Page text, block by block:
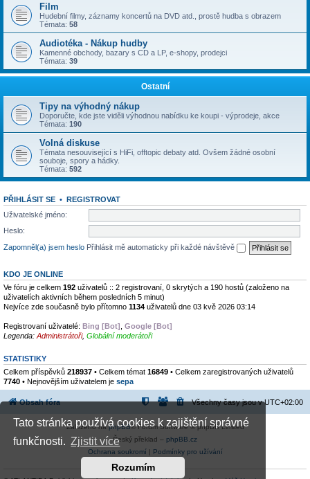
Tato stránka používá cookies k zajištění správné
funkčnosti. Zjistit více
Rozumím
Film
Hudební filmy, záznamy koncertů na DVD atd., prostě hudba s obrazem
Témata: 58
Audiotéka - Nákup hudby
Kamenné obchody, bazary s CD a LP, e-shopy, prodejci
Témata: 39
Ostatní
Tipy na výhodný nákup
Doporučte, kde jste viděli výhodnou nabídku ke koupi - výprodeje, akce
Témata: 190
Volná diskuse
Témata nesouvisející s HiFi, offtopic debaty atd. Ovšem žádné osobní
souboje, spory a hádky.
Témata: 592
PŘIHLÁSIT SE • REGISTROVAT
Uživatelské jméno:
Heslo:
Zapomněl(a) jsem heslo Přihlásit mě automaticky při každé návštěvě
KDO JE ONLINE
Ve fóru je celkem 192 uživatelů :: 2 registrovaní, 0 skrytých a 190 hostů (založeno na
uživatelích aktivních během posledních 5 minut)
Nejvíce zde současně bylo přítomno 1134 uživatelů dne 03 kvě 2026 03:14
Registrovaní uživatelé: Bing [Bot] Google [Bot]
Legenda: Administrátoři, Globální moderátoři
STATISTIKY
Celkem příspěvků 218937 • Celkem témat 16849 • Celkem zaregistrovaných uživatelů
7740 • Nejnovějším uživatelem je sepa
Obsah fóra Všechny časy jsou vUTC+02:00
Založeno naphpBB® Forum Software © phpBB Limited
Český překlad – phpBB.cz
Ochrana soukromí| Podmínky pro užívání